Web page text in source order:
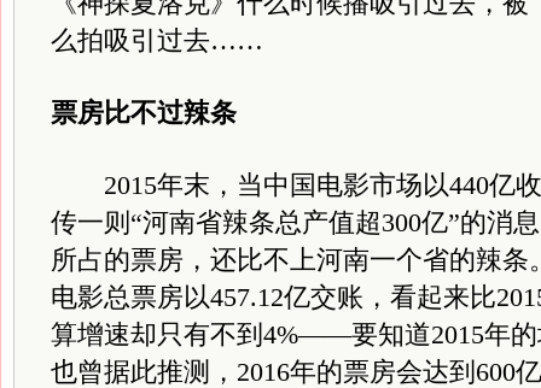
么拍吸引过去……
票房比不过辣条
2015年末，当中国电影市场以440亿
传一则“河南省辣条总产值超300亿”的消
所占的票房，还比不上河南一个省的辣条
电影总票房以457.12亿交账，看起来比
算增速却只有不到4%——要知道2015年的
也曾据此推测，2016年的票房会达到600